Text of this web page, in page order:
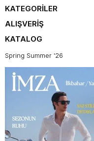
KATEGORİLER
ALIŞVERİŞ
KATALOG
Spring Summer '26